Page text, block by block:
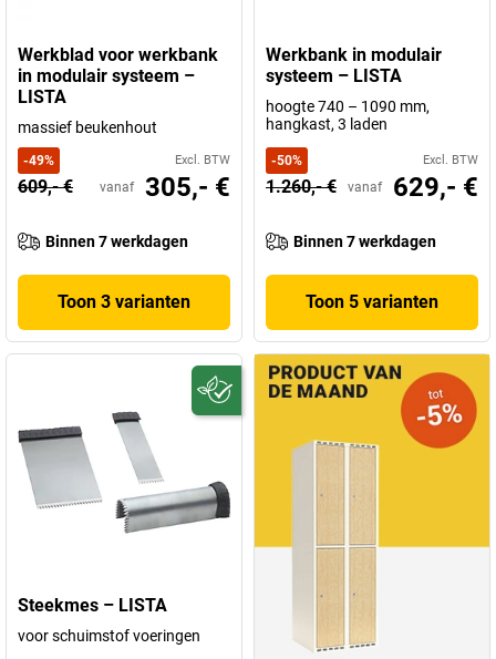
Werkblad voor werkbank
in modulair systeem –
LISTA
massief beukenhout
-49% Excl. BTW
609,- € vanaf 305,- €
Binnen 7 werkdagen
Toon 3 varianten
Werkbank in modulair
systeem – LISTA
hoogte 740 – 1090 mm,
hangkast, 3 laden
-50% Excl. BTW
1.260,- € vanaf 629,- €
Binnen 7 werkdagen
Toon 5 varianten
Steekmes – LISTA
voor schuimstof voeringen